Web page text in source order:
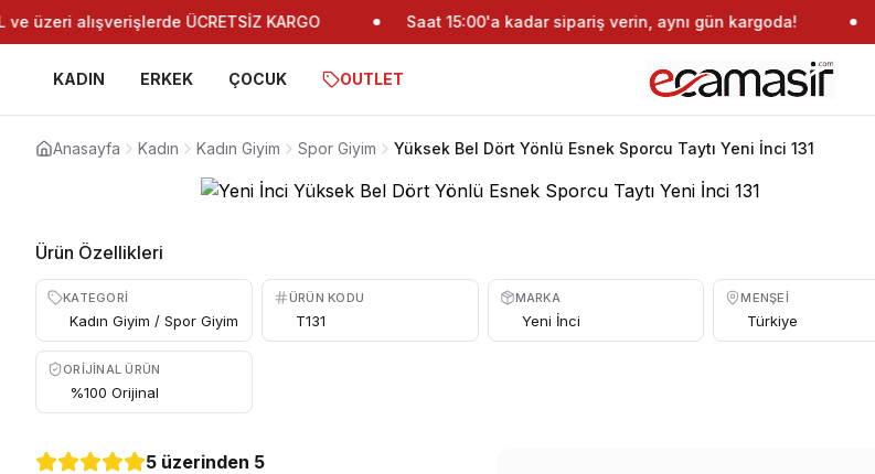
üzeri alışverişlerde ÜCRETSİZ KARGO Saat 15:00'a kadar sipariş verin, aynı gün kargoda!
KADIN ERKEK ÇOCUK OUTLET
Anasayfa Kadın Kadın Giyim Spor Giyim Yüksek Bel Dört Yönlü Esnek Sporcu Taytı Yeni İnci 131
Ürün Özellikleri
KATEGORI
Kadın Giyim / Spor Giyim
ÜRÜN KODU
T131
MARKA
Yeni İnci
MENŞEI
Türkiye
ORIJINAL ÜRÜN
%100 Orijinal
5 üzerinden 5